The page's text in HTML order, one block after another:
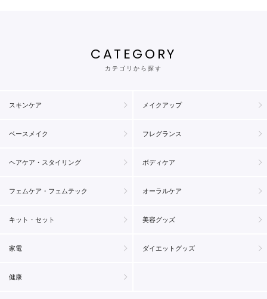
CATEGORY
カテゴリから探す
スキンケア メイクアップ
ベースメイク フレグランス
ヘアケア・スタイリング ボディケア
フェムケア・フェムテック オーラルケア
キット・セット 美容グッズ
家電 ダイエットグッズ
健康